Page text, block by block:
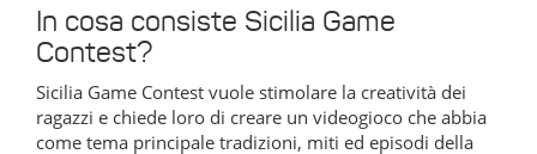
In cosa consiste Sicilia Game
Contest?
Sicilia Game Contest vuole stimolare la creatività dei
ragazzi e chiede loro di creare un videogioco che abbia
come tema principale tradizioni, miti ed episodi della